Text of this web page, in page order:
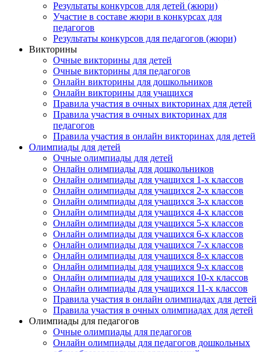
Результаты конкурсов для детей (жюри)
Участие в составе жюри в конкурсах для
педагогов
Результаты конкурсов для педагогов (жюри)
Викторины
Очные викторины для детей
Очные викторины для педагогов
Онлайн викторины для дошкольников
Онлайн викторины для учащихся
Правила участия в очных викторинах для детей
Правила участия в очных викторинах для
педагогов
Правила участия в онлайн викторинах для детей
Олимпиады для детей
Очные олимпиады для детей
Онлайн олимпиады для дошкольников
Онлайн олимпиады для учащихся 1-х классов
Онлайн олимпиады для учащихся 2-х классов
Онлайн олимпиады для учащихся 3-х классов
Онлайн олимпиады для учащихся 4-х классов
Онлайн олимпиады для учащихся 5-х классов
Онлайн олимпиады для учащихся 6-х классов
Онлайн олимпиады для учащихся 7-х классов
Онлайн олимпиады для учащихся 8-х классов
Онлайн олимпиады для учащихся 9-х классов
Онлайн олимпиады для учащихся 10-х классов
Онлайн олимпиады для учащихся 11-х классов
Правила участия в онлайн олимпиадах для детей
Правила участия в очных олимпиадах для детей
Олимпиады для педагогов
Очные олимпиады для педагогов
Онлайн олимпиады для педагогов дошкольных